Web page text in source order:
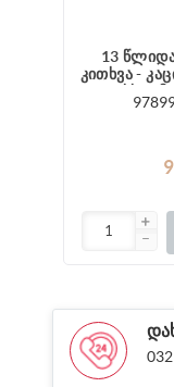
13
კითხვა -